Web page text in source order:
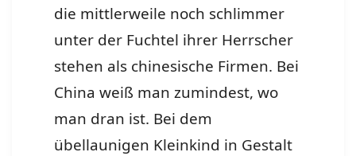
die mittlerweile noch schlimmer
unter der Fuchtel ihrer Herrscher
stehen als chinesische Firmen. Bei
China weiß man zumindest, wo
man dran ist. Bei dem
übellaunigen Kleinkind in Gestalt